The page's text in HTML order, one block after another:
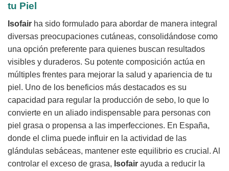
tu Piel
Isofair ha sido formulado para abordar de manera integral
diversas preocupaciones cutáneas, consolidándose como
una opción preferente para quienes buscan resultados
visibles y duraderos. Su potente composición actúa en
múltiples frentes para mejorar la salud y apariencia de tu
piel. Uno de los beneficios más destacados es su
capacidad para regular la producción de sebo, lo que lo
convierte en un aliado indispensable para personas con
piel grasa o propensa a las imperfecciones. En España,
donde el clima puede influir en la actividad de las
glándulas sebáceas, mantener este equilibrio es crucial. Al
controlar el exceso de grasa, Isofair ayuda a reducir la